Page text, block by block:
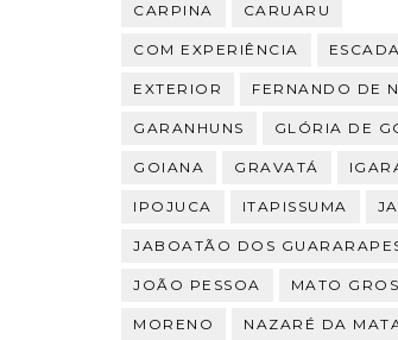
CARPINA CARUARU
COM EXPERIÊNCIA ESCADA
EXTERIOR FERNANDO DE
GARANHUNS GLÓRIA DE
GOIANA GRAVATÁ
IPOJUCA ITAPISSUMA
JABOATÃO DOS
JOÃO PESSOA MATO
MORENO NAZARÉ DA